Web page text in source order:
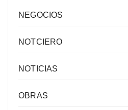
NEGOCIOS
NOTCIERO
NOTICIAS
OBRAS